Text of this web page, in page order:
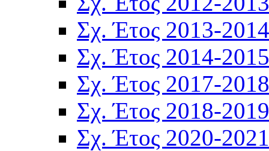
Σχ. Έτος 2013-2014
Σχ. Έτος 2014-2015
Σχ. Έτος 2017-2018
Σχ. Έτος 2018-2019
Σχ. Έτος 2020-2021